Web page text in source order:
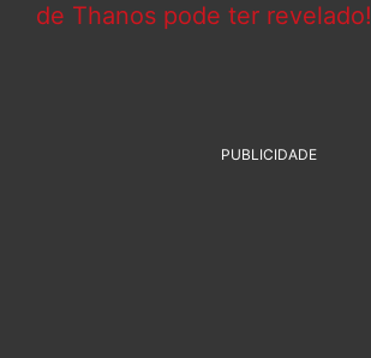
de Thanos pode ter revelado!
PUBLICIDADE